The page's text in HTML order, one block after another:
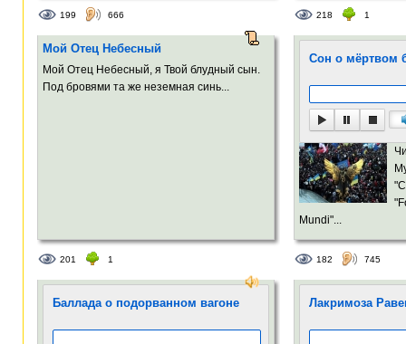
199 666 218 1
Мой Отец Небесный
Мой Отец Небесный, я Твой блудный сын.
Под бровями та же неземная синь...
201 1
Сон о мёртвом
Mundi"...
182 745
Баллада о подорванном вагоне Лакримоза